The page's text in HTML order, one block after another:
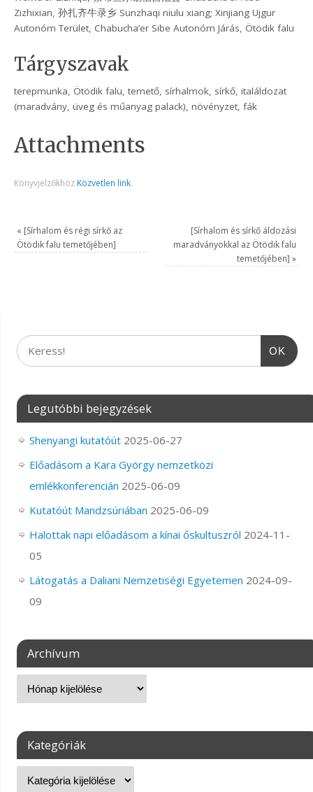
Zizhixian, 孙扎齐牛录乡 Sunzhaqi niulu xiang; Xinjiang Ujgur
Autonóm Terület, Chabucha’er Sibe Autonóm Járás, Ötödik falu
Tárgyszavak
terepmunka, Ötödik falu, temető, sírhalmok, sírkő, italáldozat
(maradvány, üveg és műanyag palack), növényzet, fák
Attachments
Könyvjelzőkhöz Közvetlen link.
« [Sírhalom és régi sírkő az
Ötödik falu temetőjében]
[Sírhalom és sírkő áldozási
maradványokkal az Ötödik falu
temetőjében] »
OK
Legutóbbi bejegyzések
Shenyangi kutatóút 2025-06-27
Előadásom a Kara György nemzetközi
emlékkonferencián 2025-06-09
Kutatóút Mandzsúriában 2025-06-09
Halottak napi előadásom a kínai őskultuszról 2024-11-
05
Látogatás a Daliani Nemzetiségi Egyetemen 2024-09-
09
Archívum
Kategóriák